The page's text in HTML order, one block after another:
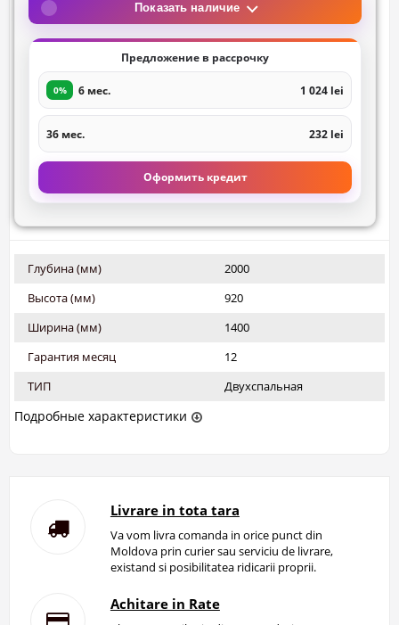
Показать наличие
Предложение в рассрочку
0% 6 мес. 1 024 lei
36 мес. 232 lei
Оформить кредит
Глубина (мм)
2000
Высота (мм)
920
Ширина (мм)
1400
Гарантия месяц
12
ТИП
Двухспальная
Подробные характеристики
Livrare in tota tara
Va vom livra comanda in orice punct din
Moldova prin curier sau serviciu de livrare,
existand si posibilitatea ridicarii proprii.
Achitare in Rate